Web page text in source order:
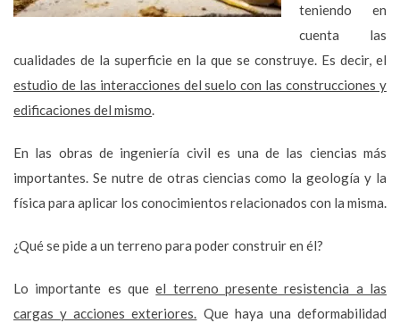
teniendo en
cuenta las
cualidades de la superficie en la que se construye. Es decir, el
estudio de las interacciones del suelo con las construcciones y
edificaciones del mismo.
En las obras de ingeniería civil es una de las ciencias más
importantes. Se nutre de otras ciencias como la geología y la
física para aplicar los conocimientos relacionados con la misma.
¿Qué se pide a un terreno para poder construir en él?
Lo importante es queel terreno presente resistencia a las
cargas y acciones exteriores. Que haya una deformabilidad